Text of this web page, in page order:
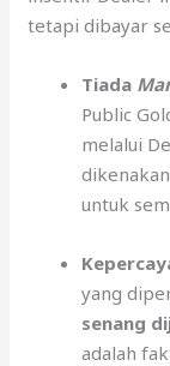
tetapi dibayar
Tiada
Public
melalui
untuk
yang
senang
adalah